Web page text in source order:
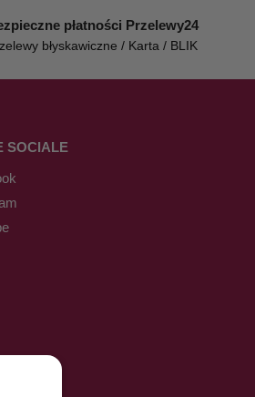
płatności Przelewy24
błyskawiczne / Karta / BLIK
SOCIALE